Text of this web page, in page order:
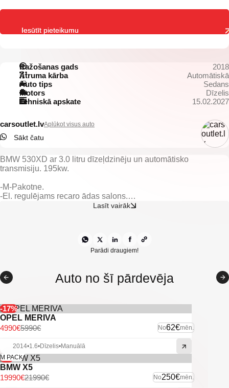
Ražošanas gads
2018
Ātruma kārba
Automātiskā
Auto tips
Sedans
Motors
Dīzelis
Tehniskā apskate
15.02.2027
carsoutlet.lvAplūkot visus auto
Sākt čatu
BMW 530XD ar 3.0 litru dīzeļdzinēju un automātisko
transmisiju. 195kw.
-M-Pakotne.
-El. regulējams recaro ādas salons.
-Automātiskā transmisija.
-Navigācijas sistēma.
-Miglas lukturi.
-Head-up.
-Vieglmetāla diski.
-Xenon lukturi.
-Atpakaļ skata kamera.
-U.C. ekstras.
Lasīt vairāk
Parādi draugiem!
Auto no šī pārdevēja
-17%
OPEL MERIVA
No62€mēn.
5990€
4990€
2014•1.6•Dīzelis•Manuālā
-9%
M PACK
BMW X5
No250€mēn.
21990€
19990€